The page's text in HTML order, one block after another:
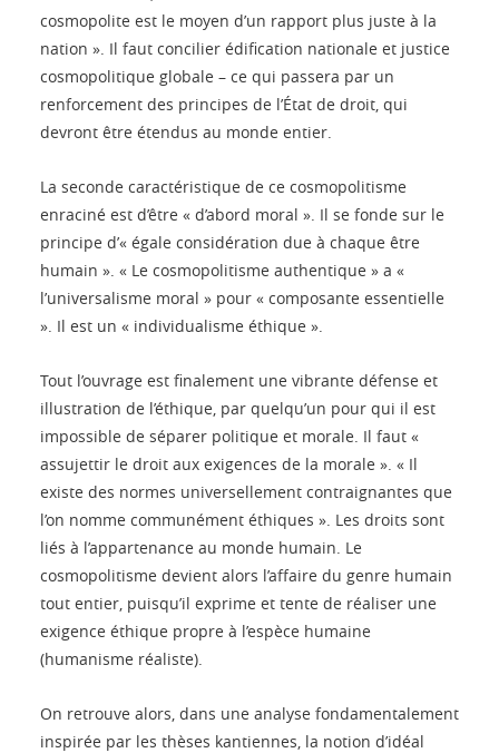
cosmopolite est le moyen d’un rapport plus juste à la
nation ». Il faut concilier édification nationale et justice
cosmopolitique globale – ce qui passera par un
renforcement des principes de l’État de droit, qui
devront être étendus au monde entier.
La seconde caractéristique de ce cosmopolitisme
enraciné est d’être « d’abord moral ». Il se fonde sur le
principe d’« égale considération due à chaque être
humain ». « Le cosmopolitisme authentique » a «
l’universalisme moral » pour « composante essentielle
». Il est un « individualisme éthique ».
Tout l’ouvrage est finalement une vibrante défense et
illustration de l’éthique, par quelqu’un pour qui il est
impossible de séparer politique et morale. Il faut «
assujettir le droit aux exigences de la morale ». « Il
existe des normes universellement contraignantes que
l’on nomme communément éthiques ». Les droits sont
liés à l’appartenance au monde humain. Le
cosmopolitisme devient alors l’affaire du genre humain
tout entier, puisqu’il exprime et tente de réaliser une
exigence éthique propre à l’espèce humaine
(humanisme réaliste).
On retrouve alors, dans une analyse fondamentalement
inspirée par les thèses kantiennes, la notion d’idéal